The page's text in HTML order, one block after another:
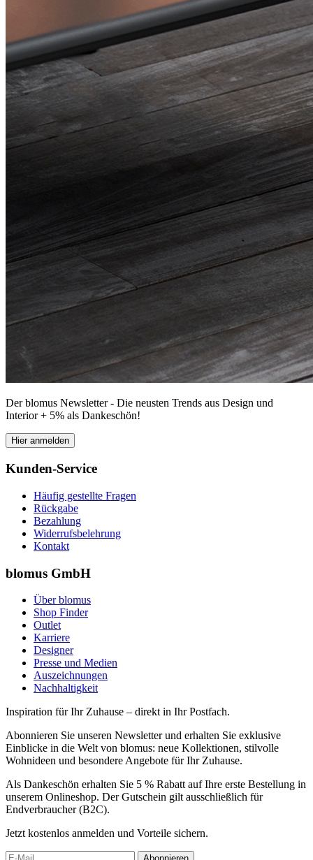
Der blomus Newsletter - Die neusten Trends aus Design und
Interior + 5% als Dankeschön!
Hier anmelden
Kunden-Service
Häufig gestellte Fragen
Rückgabe
Bezahlung
Widerrufsbelehrung
Kontakt
blomus GmbH
Über blomus
Shop Finder
Outlet
Karriere
Designer
Presse und Medien
Auszeichnungen
Nachhaltigkeit
Inspiration für Ihr Zuhause – direkt in Ihr Postfach.
Abonnieren Sie unseren Newsletter und erhalten Sie exklusive
Einblicke in die Welt von blomus: neue Kollektionen, stilvolle
Wohnideen und besondere Angebote für Ihr Zuhause.
Als Dankeschön erhalten Sie 5 % Rabatt auf Ihre erste Bestellung in
unserem Onlineshop. Der Gutschein gilt ausschließlich für
Endverbraucher (B2C).
Jetzt kostenlos anmelden und Vorteile sichern.